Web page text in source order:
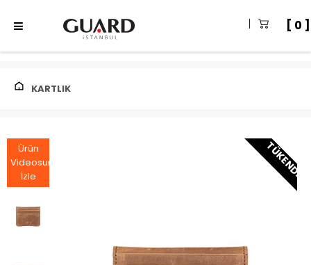
0
KARTLIK
Ürün
Videosunu
İzle
TÜKENDI